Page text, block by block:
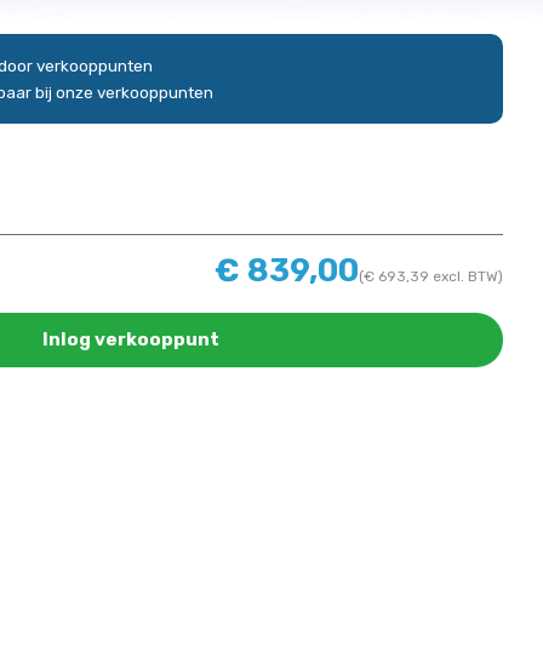
€ 839,00(€693,39 excl. BTW)
Inlog verkooppunt
verkooppunten
bij onze verkooppunten